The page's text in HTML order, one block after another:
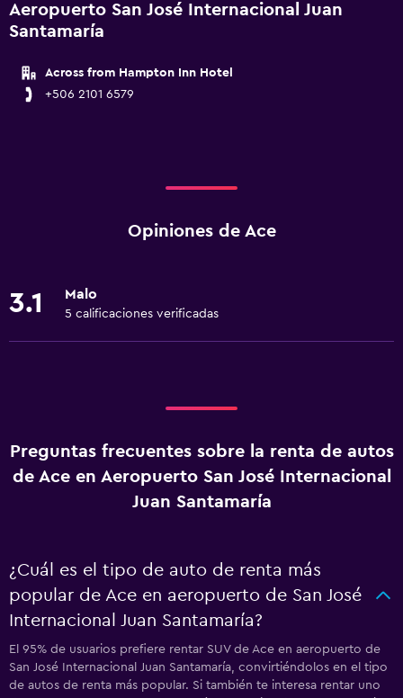
Aeropuerto San José Internacional Juan
Santamaría
Across from Hampton Inn Hotel
+506 2101 6579
Opiniones de Ace
3.1 Malo
5 calificaciones verificadas
Preguntas frecuentes sobre la renta de autos
de Ace en Aeropuerto San José Internacional
Juan Santamaría
¿Cuál es el tipo de auto de renta más
popular de Ace en aeropuerto de San José
Internacional Juan Santamaría?
El 95% de usuarios prefiere rentar SUV de Ace en aeropuerto de
San José Internacional Juan Santamaría, convirtiéndolos en el tipo
de autos de renta más popular. Si también te interesa rentar uno